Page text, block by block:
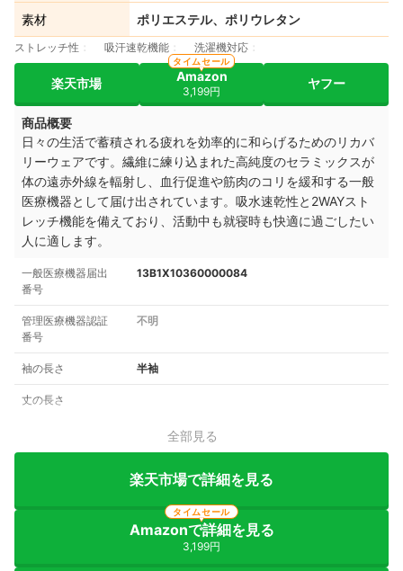
素材 ポリエステル、ポリウレタン
ストレッチ性 吸汗速乾機能 洗濯機対応
楽天市場 Amazon
3,199円
タイムセール
ヤフー
商品概要
日々の生活で蓄積される疲れを効率的に和らげるためのリカバ
リーウェアです。繊維に練り込まれた高純度のセラミックスが
体の遠赤外線を輻射し、血行促進や筋肉のコリを緩和する一般
医療機器として届け出されています。吸水速乾性と2WAYスト
レッチ機能を備えており、活動中も就寝時も快適に過ごしたい
人に適します。
一般医療機器届出
番号
13B1X10360000084
管理医療機器認証
番号
不明
袖の長さ 半袖
丈の長さ
全部見る
楽天市場で詳細を見る
Amazonで詳細を見る
3,199円
タイムセール